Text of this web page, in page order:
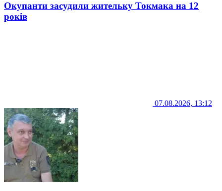
Окупанти засудили жительку Токмака на 12
років
07.08.2026, 13:12